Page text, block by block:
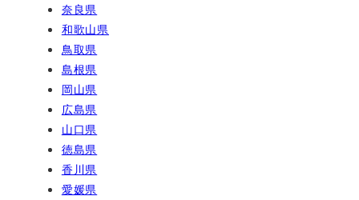
奈良県
和歌山県
鳥取県
島根県
岡山県
広島県
山口県
徳島県
香川県
愛媛県